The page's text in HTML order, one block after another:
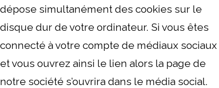
dépose simultanément des cookies sur le
disque dur de votre ordinateur. Si vous êtes
connecté à votre compte de médiaux sociaux
et vous ouvrez ainsi le lien alors la page de
notre société s’ouvrira dans le média social.